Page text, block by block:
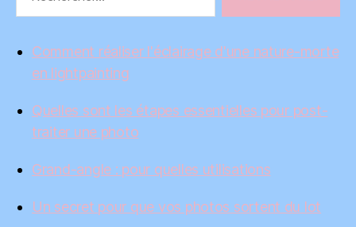
Comment réaliser l'éclairage d'une nature-morte
en lightpainting
Quelles sont les étapes essentielles pour post-
traiter une photo
Grand-angle : pour quelles utilisations
Un secret pour que vos photos sortent du lot